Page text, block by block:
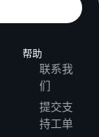
帮助
联系我
们
提交支
持工单